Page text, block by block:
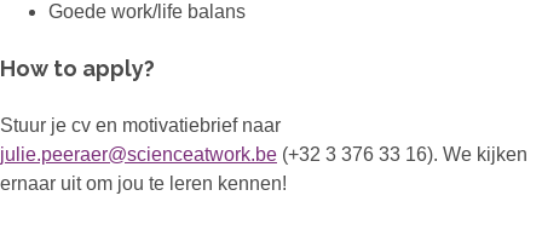
Goede work/life balans
How to apply?
Stuur je cv en motivatiebrief naar
julie.peeraer@scienceatwork.be (+32 3 376 33 16). We kijken
ernaar uit om jou te leren kennen!